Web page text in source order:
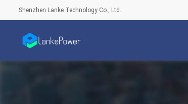
Shenzhen Lanke Technology Co., Ltd.